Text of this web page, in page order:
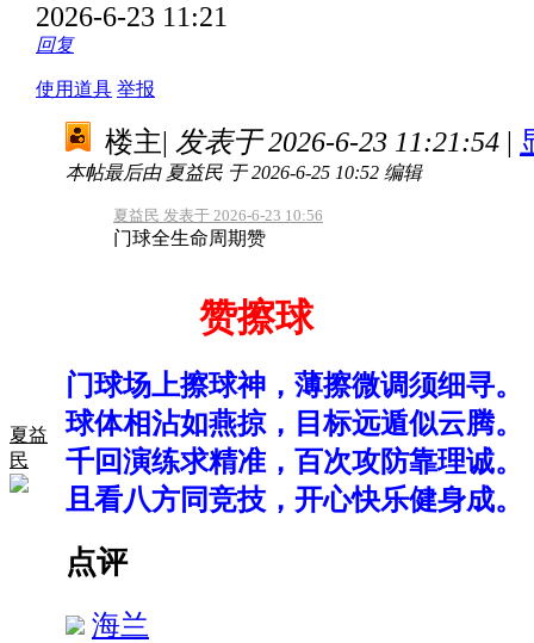
2026-6-23 11:21
回复
使用道具 举报
夏益
民
楼主| 发表于 2026-6-23 11:21:54 |
本帖最后由 夏益民 于 2026-6-25 10:52 编辑
夏益民 发表于 2026-6-23 10:56
门球全生命周期赞
赞擦球
门球场上擦球神，薄擦微调须细寻。
球体相沾如燕掠，目标远遁似云腾。
千回演练求精准，百次攻防靠理诚。
且看八方同竞技，开心快乐健身成。
点评
海兰